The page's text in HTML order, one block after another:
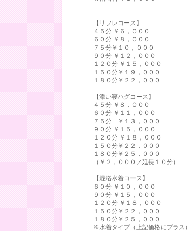
【リフレコース】
４５分 ￥６，０００
６０分 ￥８，０００
７５分￥１０，０００
９０分 ￥１２，０００
１２０分 ￥１５，０００
１５０分￥１９，０００
１８０分￥２２，０００
【添い寝ハグコース】
４５分 ￥８，０００
６０分 ￥１１，０００
７５分 ￥１３，０００
９０分 ￥１５，０００
１２０分 ￥１８，０００
１５０分￥２２，０００
１８０分￥２５，０００
（￥２，０００／延長１０分）
【混浴水着コース】
６０分 ￥１０，０００
９０分 ￥１５，０００
１２０分 ￥１８，０００
１５０分￥２２，０００
１８０分￥２５，０００
※水着タイプ（上記価格にプラス）